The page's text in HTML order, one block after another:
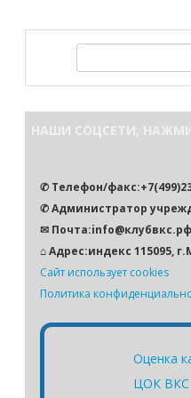
НАШИ СОЦСЕТИ,
✆ Телефон/
✆ Администратор
✉ Почта:info@клубвкс.рф
⌂ Адрес:индекс 115095,
Сайт использует cookies
Политика
Оценка
ЦОК ВКС